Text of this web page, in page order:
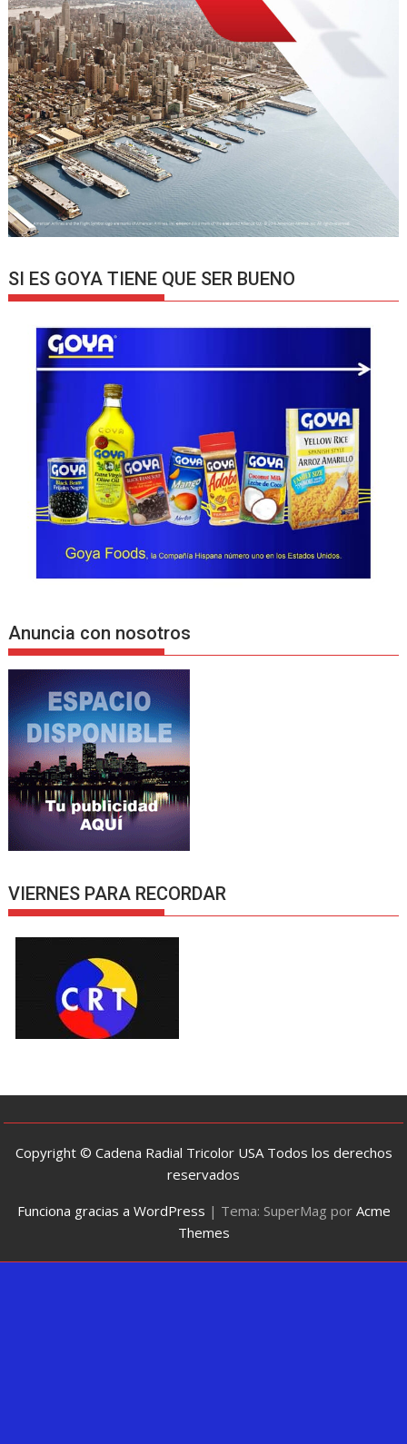
SI ES GOYA TIENE QUE SER BUENO
Anuncia con nosotros
VIERNES PARA RECORDAR
Copyright © Cadena Radial Tricolor USA Todos los derechos
reservados
Funciona gracias a WordPress | Tema: SuperMag por Acme
Themes